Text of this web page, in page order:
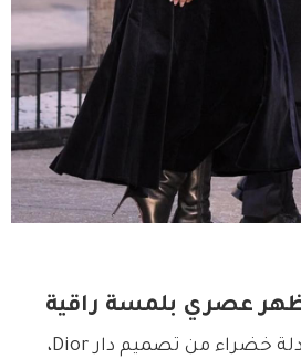
عصري بلمسة راقية
إيفانكا ترامب اختارت بدلة خضراء من تصميم دار Dior،